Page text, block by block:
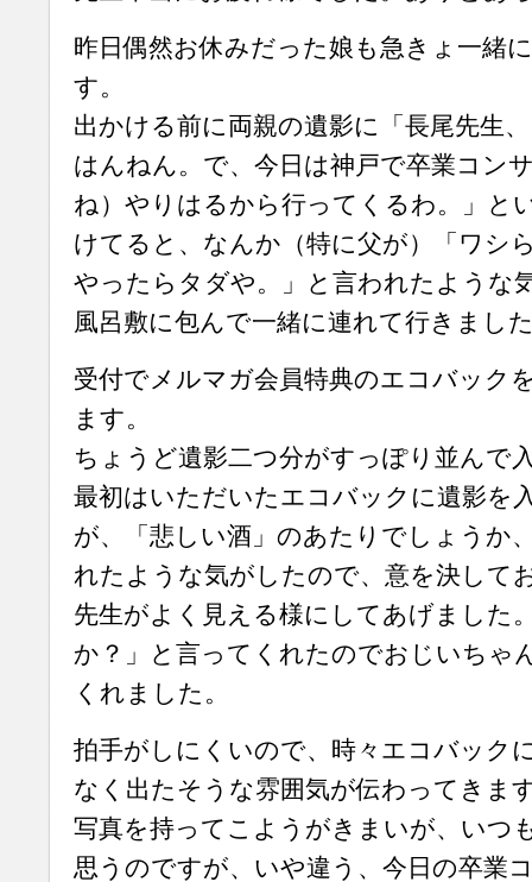
昨日偶然お休みだった娘も急きょ一緒
す。
出かける前に両親の遺影に「長尾先生
はんねん。で、今日は神戸で卒業コン
ね）やりはるから行ってくるわ。」と
けてると、なんか（特に父が）「ワシ
やったらタダや。」と言われたような
風呂敷に包んで一緒に連れて行きまし
受付でメルマガ会員特典のエコバック
ます。
ちょうど遺影二つ分がすっぽり並んで
最初はいただいたエコバックに遺影を
が、「悲しい酒」のあたりでしょうか
れたような気がしたので、意を決して
先生がよく見える様にしてあげました
か？」と言ってくれたのでおじいちゃ
くれました。
拍手がしにくいので、時々エコバック
なく出たそうな雰囲気が伝わってきま
写真を持ってこようがきまいが、いつ
思うのですが、いや違う、今日の卒業